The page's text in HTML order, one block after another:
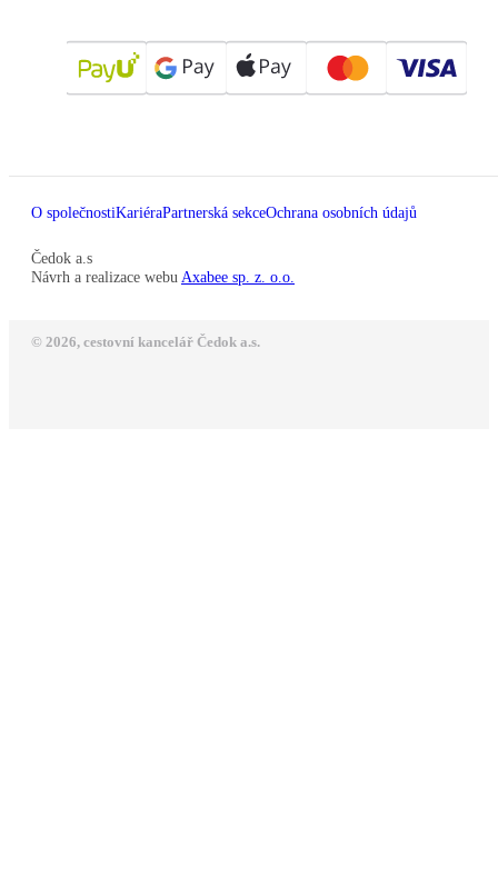
O společnostiKariéraPartnerská sekceOchrana osobních údajů
Čedok a.s
Návrh a realizace webu Axabee sp. z. o.o.
© 2026, cestovní kancelář Čedok a.s.